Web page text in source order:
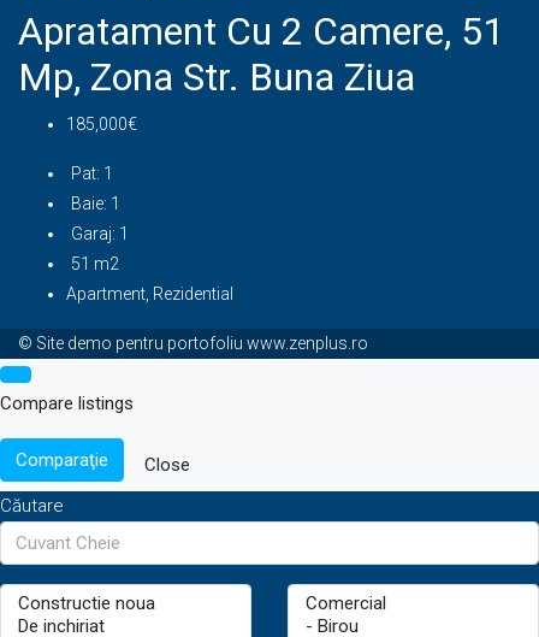
Apratament Cu 2 Camere, 51
Mp, Zona Str. Buna Ziua
185,000€
Pat: 1
Baie: 1
Garaj: 1
51 m2
Apartment, Rezidential
© Site demo pentru portofoliu www.zenplus.ro
Compare listings
Comparaţie
Close
Căutare